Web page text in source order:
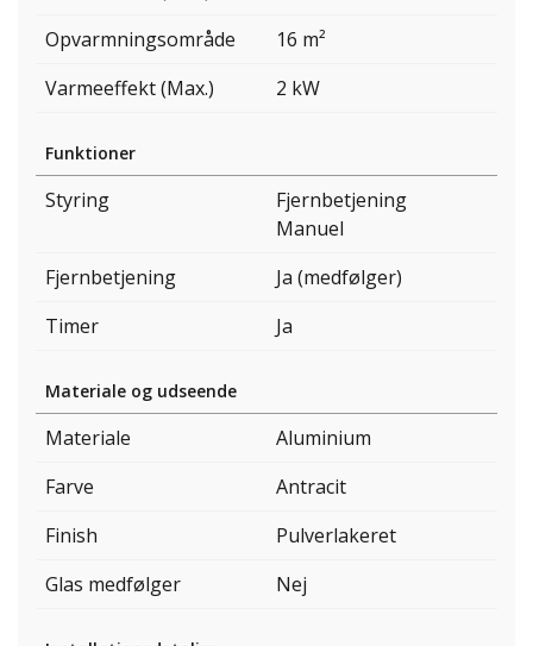
Opvarmningsområde
16 m²
Varmeeffekt (Max.)
2 kW
Funktioner
Styring
Fjernbetjening
Manuel
Fjernbetjening
Ja (medfølger)
Timer
Ja
Materiale og udseende
Materiale
Aluminium
Farve
Antracit
Finish
Pulverlakeret
Glas medfølger
Nej